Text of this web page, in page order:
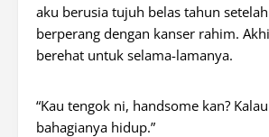
aku berusia tujuh belas tahun
berperang dengan kanser rahim.
berehat untuk selama-lamanya.
“Kau tengok ni, handsome kan?
bahagianya hidup.”